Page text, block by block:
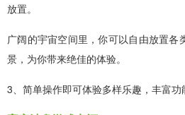
放置。
广阔的宇宙空间里，你可以自由放置各
景，为你带来绝佳的体验。
3、简单操作即可体验多样乐趣，丰富功